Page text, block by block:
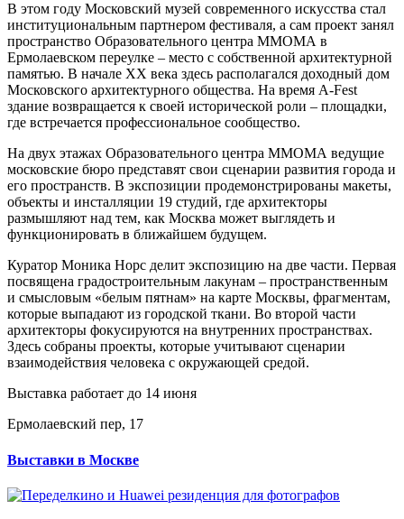
В этом году Московский музей современного искусства стал
институциональным партнером фестиваля, а сам проект занял
пространство Образовательного центра ММОМА в
Ермолаевском переулке – место с собственной архитектурной
памятью. В начале XX века здесь располагался доходный дом
Московского архитектурного общества. На время A-Fest
здание возвращается к своей исторической роли – площадки,
где встречается профессиональное сообщество.
На двух этажах Образовательного центра ММОМА ведущие
московские бюро представят свои сценарии развития города и
его пространств. В экспозиции продемонстрированы макеты,
объекты и инсталляции 19 студий, где архитекторы
размышляют над тем, как Москва может выглядеть и
функционировать в ближайшем будущем.
Куратор Моника Норс делит экспозицию на две части. Первая
посвящена градостроительным лакунам – пространственным
и смысловым «белым пятнам» на карте Москвы, фрагментам,
которые выпадают из городской ткани. Во второй части
архитекторы фокусируются на внутренних пространствах.
Здесь собраны проекты, которые учитывают сценарии
взаимодействия человека с окружающей средой.
Выставка работает до 14 июня
Ермолаевский пер, 17
Выставки в Москве